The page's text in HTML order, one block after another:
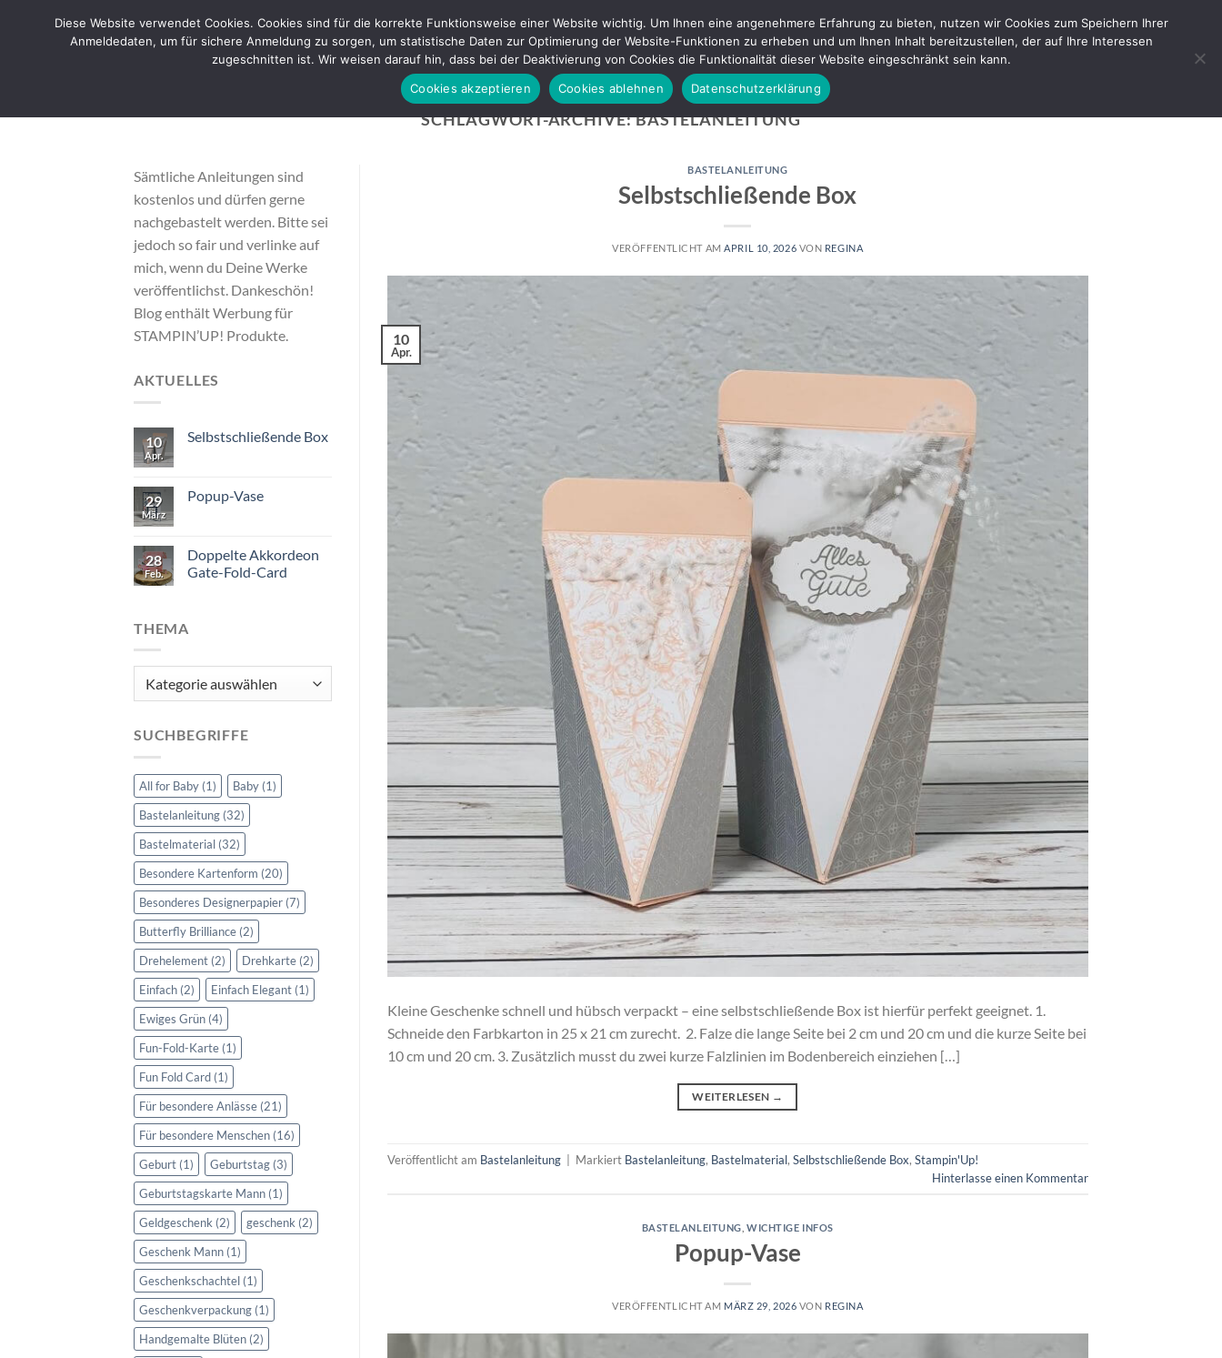
STAMPIN’UP! BASTELWORKSHOPS SHOP BLOG ÜBER MICH ANMELDEN WARENKORB /0,00€
SCHLAGWORT-ARCHIVE:BASTELANLEITUNG
Sämtliche Anleitungen sind
kostenlos und dürfen gerne
nachgebastelt werden. Bitte sei
jedoch so fair und verlinke auf
mich, wenn du Deine Werke
veröffentlichst. Dankeschön!
Blog enthält Werbung für
STAMPIN’UP! Produkte.
AKTUELLES
10
Apr.
Selbstschließende Box
29
März
Popup-Vase
28
Feb.
Doppelte Akkordeon
Gate-Fold-Card
THEMA
SUCHBEGRIFFE
All for Baby (1) Baby (1)
Bastelanleitung (32)
Bastelmaterial (32)
Besondere Kartenform (20)
Besonderes Designerpapier (7)
Butterfly Brilliance (2)
Drehelement (2) Drehkarte (2)
Einfach (2) Einfach Elegant (1)
Ewiges Grün (4)
Fun-Fold-Karte (1)
Fun Fold Card (1)
Für besondere Anlässe (21)
Für besondere Menschen (16)
Geburt (1) Geburtstag (3)
Geburtstagskarte Mann (1)
Geldgeschenk (2) geschenk (2)
Geschenk Mann (1)
Geschenkschachtel (1)
Geschenkverpackung (1)
Handgemalte Blüten (2)
BASTELANLEITUNG
Selbstschließende Box
VERÖFFENTLICHT AMAPRIL 10, 2026 VON REGINA
10
Apr.
Kleine Geschenke schnell und hübsch verpackt – eine selbstschließende Box ist hierfür perfekt geeignet. 1.
Schneide den Farbkarton in 25 x 21 cm zurecht. 2. Falze die lange Seite bei 2 cm und 20 cm und die kurze Seite bei
10 cm und 20 cm. 3. Zusätzlich musst du zwei kurze Falzlinien im Bodenbereich einziehen […]
WEITERLESEN →
Veröffentlicht am Bastelanleitung Markiert Bastelanleitung, Bastelmaterial, Selbstschließende Box, Stampin'Up!
Hinterlasse einen Kommentar
BASTELANLEITUNG ,WICHTIGE INFOS
Popup-Vase
VERÖFFENTLICHT AM MÄRZ 29, 2026 VON REGINA
Diese Website verwendet Cookies. Cookies sind für die korrekte Funktionsweise einer Website wichtig. Um Ihnen eine angenehmere Erfahrung zu bieten, nutzen wir Cookies zum Speichern Ihrer
Anmeldedaten, um für sichere Anmeldung zu sorgen, um statistische Daten zur Optimierung der Website-Funktionen zu erheben und um Ihnen Inhalt bereitzustellen, der auf Ihre Interessen
zugeschnitten ist. Wir weisen darauf hin, dass bei der Deaktivierung von Cookies die Funktionalität dieser Website eingeschränkt sein kann.
Cookies akzeptieren
Cookies ablehnen Datenschutzerklärung